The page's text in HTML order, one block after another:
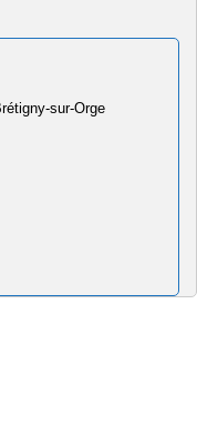
sur-Orge